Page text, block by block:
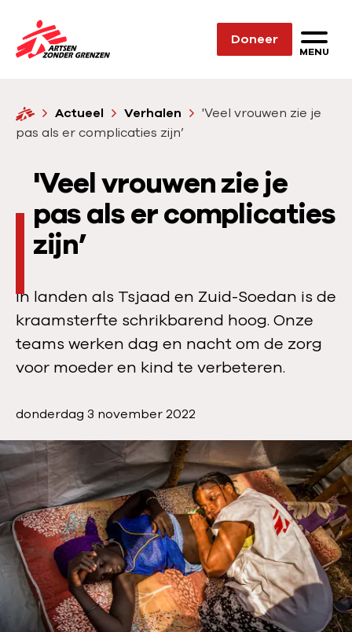
Sla navigatie over
N
r
d
a
g
e
Doneer
MENU
H
o
e
Actueel Verhalen
'Veel vrouwen zie je
pas als er complicaties zijn’
'Veel vrouwen zie je
pas als er complicaties
zijn’
In landen als Tsjaad en Zuid-Soedan is de
kraamsterfte schrikbarend hoog. Onze
teams werken dag en nacht om de zorg
voor moeder en kind te verbeteren.
P
b
l
i
c
a
t
e
donderdag 3 november 2022